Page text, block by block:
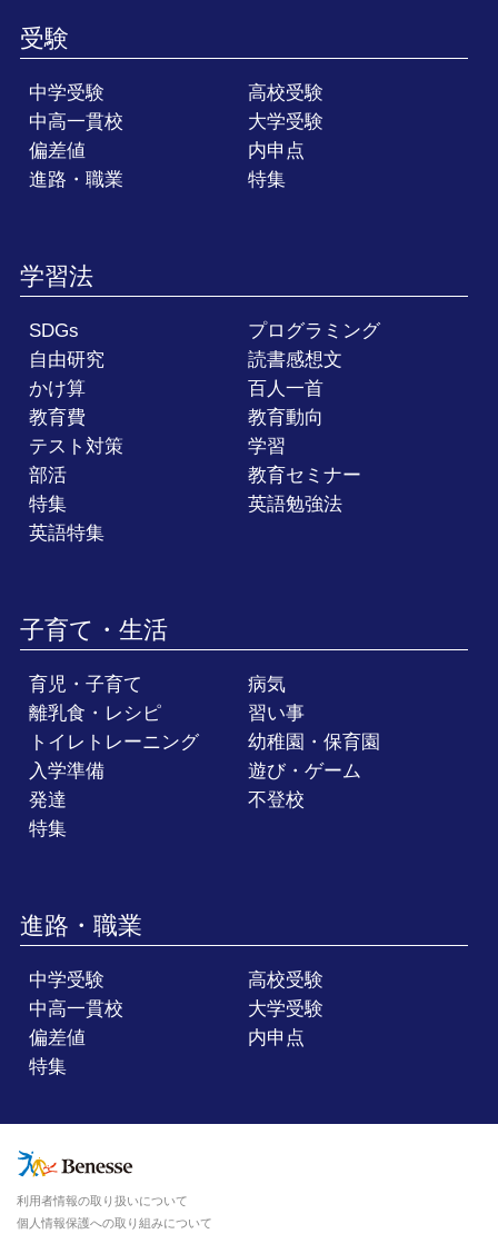
受験
中学受験
高校受験
中高一貫校
大学受験
偏差値
内申点
進路・職業
特集
学習法
SDGs
プログラミング
自由研究
読書感想文
かけ算
百人一首
教育費
教育動向
テスト対策
学習
部活
教育セミナー
特集
英語勉強法
英語特集
子育て・生活
育児・子育て
病気
離乳食・レシピ
習い事
トイレトレーニング
幼稚園・保育園
入学準備
遊び・ゲーム
発達
不登校
特集
進路・職業
中学受験
高校受験
中高一貫校
大学受験
偏差値
内申点
特集
利用者情報の取り扱いについて
個人情報保護への取り組みについて